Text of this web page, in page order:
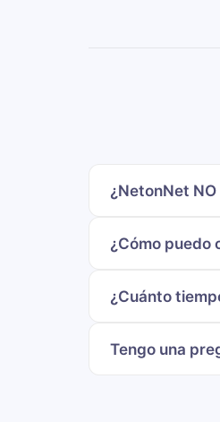
¿NetonNet
¿Cómo puedo
¿Cuánto
Tengo una